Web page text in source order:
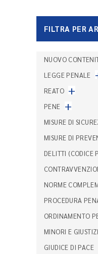
FILTRA PER
NUOVO
LEGGE PENALE
REATO +
PENE +
MISURE DI
MISURE DI
DELITTI (CODICE
NORME
PROCEDURA
ORDINAMENTO
MINORI E
GIUDICE DI PACE